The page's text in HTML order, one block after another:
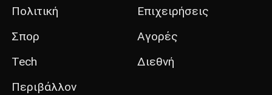
Πολιτική
Σπορ
Tech
Περιβάλλον
Επιχειρήσεις
Αγορές
Διεθνή